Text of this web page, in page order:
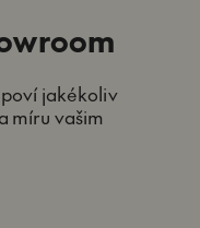
jakékoliv
míru vašim